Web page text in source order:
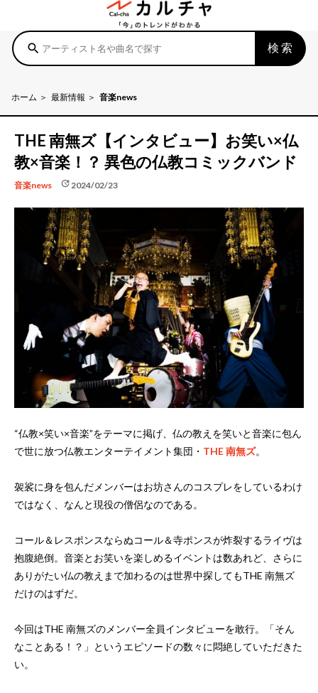
search 検索
ホーム 最新情報 音楽news
THE 南無ズ【インタビュー】お笑い×仏
教×音楽！？ 異色の仏教コミックバンド
音楽news update 2024/02/23
“仏教×笑い×音楽”をテーマに掲げ、仏の教えを笑いと音楽に包ん
で世に放つ仏教エンターテイメント集団・ THE 南無ズ。
袈裟に身を包んだメンバーはお坊さんのコスプレをしているわけ
ではなく、なんと現役の僧侶なのである。
コール＆レスポンスならぬコール＆寺ポンスが炸裂するライヴは
抱腹絶倒。音楽とお笑いを楽しめるイベントは数あれど、さらに
ありがたい仏の教えまで加わるのは世界中探してもTHE 南無ズ
だけのはずだ。
今回はTHE 南無ズのメンバー全員インタビューを敢行。「そん
なことある！？」というエピソードの数々に悶絶していただきた
い。